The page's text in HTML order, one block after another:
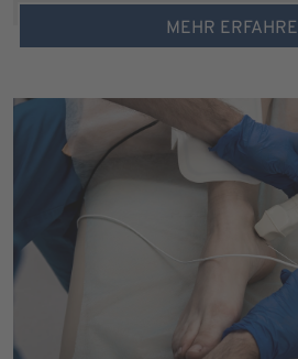
MEHR